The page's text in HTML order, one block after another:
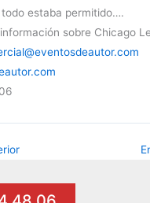
estaba permitido….
sobre Chicago